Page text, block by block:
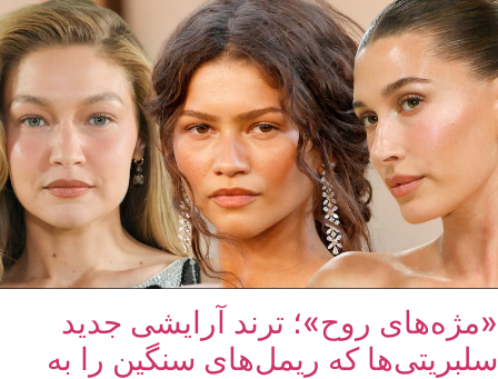
«مژه‌های روح»؛ ترند آرایشی جدید
سلبریتی‌ها که ریمل‌های سنگین را به